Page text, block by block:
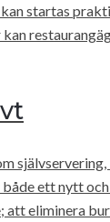
startas
ett nytt
att eliminera